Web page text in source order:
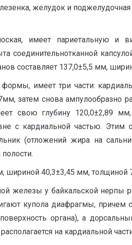
желудок и
имеет париетальную и
составляет 137,0±5,5 мм,
имеет три части:
затем снова ампулообразно
свою глубину 120,0±2,89
с кардиальной частью.
(отложений жира на
40,3±3,45 мм, толщиной
железы у байкальской нерпы
купола диафрагмы,
органа), а
на кардиальной